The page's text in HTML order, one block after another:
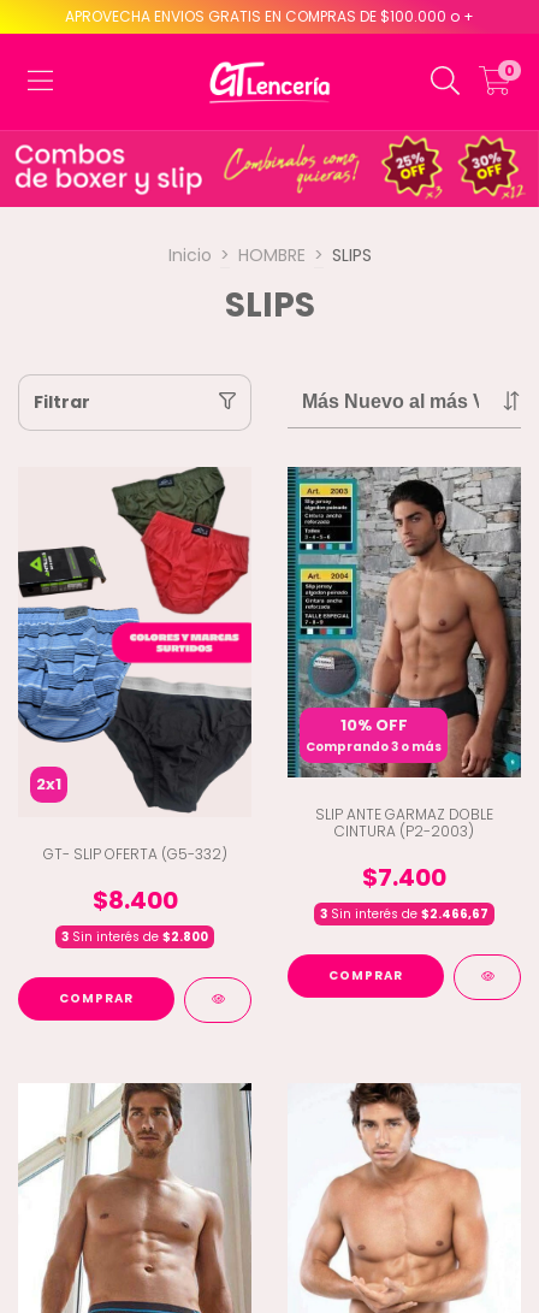
APROVECHA ENVIOS GRATIS EN COMPRAS DE $100.000 o +
0
Inicio > HOMBRE > SLIPS
SLIPS
Filtrar
2x1
GT- SLIP OFERTA (G5-332)
$8.400
3 Sin interés de $2.800
COMPRAR
10% OFF
Comprando 3 o más
SLIP ANTE GARMAZ DOBLE
CINTURA (P2-2003)
$7.400
3 Sin interés de $2.466,67
COMPRAR